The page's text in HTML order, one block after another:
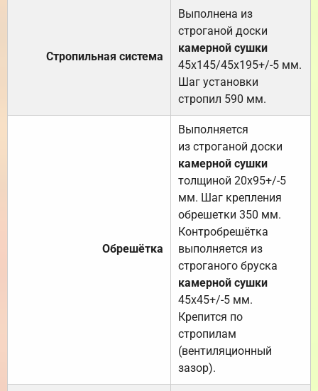
Стропильная система
Выполнена из
строганой доски
камерной сушки
45х145/45х195+/-5 мм.
Шаг установки
стропил 590 мм.
Обрешётка
Выполняется
из строганой доски
камерной сушки
толщиной 20х95+/-5
мм. Шаг крепления
обрешетки 350 мм.
Контробрешётка
выполняется из
строганого бруска
камерной сушки
45х45+/-5 мм.
Крепится по
стропилам
(вентиляционный
зазор).